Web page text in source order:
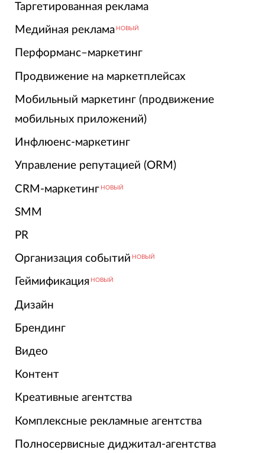
Таргетированная реклама
Медийная реклама НОВЫЙ
Перформанс–маркетинг
Продвижение на маркетплейсах
Мобильный маркетинг (продвижение
мобильных приложений)
Инфлюенс-маркетинг
Управление репутацией (ORM)
CRM-маркетинг НОВЫЙ
SMM
PR
Организация событий НОВЫЙ
Геймификация НОВЫЙ
Дизайн
Брендинг
Видео
Контент
Креативные агентства
Комплексные рекламные агентства
Полносервисные диджитал-агентства